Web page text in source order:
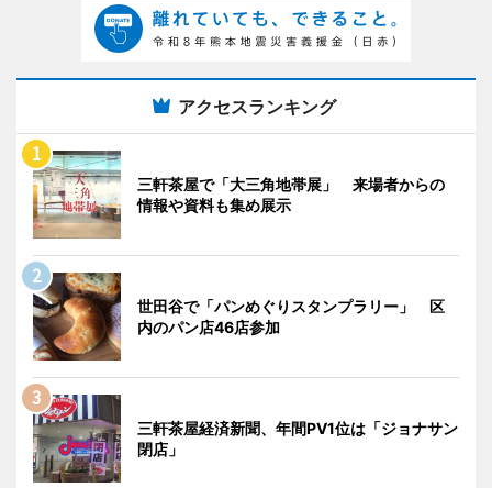
アクセスランキング
三軒茶屋で「大三角地帯展」 来場者からの
情報や資料も集め展示
世田谷で「パンめぐりスタンプラリー」 区
内のパン店46店参加
三軒茶屋経済新聞、年間PV1位は「ジョナサン
閉店」